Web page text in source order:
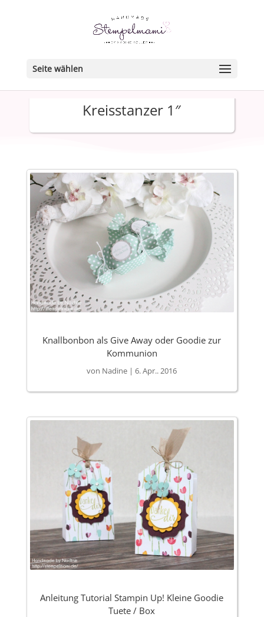
Seite wählen
Kreisstanzer 1″
Knallbonbon als Give Away oder Goodie zur
Kommunion
von Nadine |6. Apr.. 2016
Anleitung Tutorial Stampin Up! Kleine Goodie
Tuete / Box